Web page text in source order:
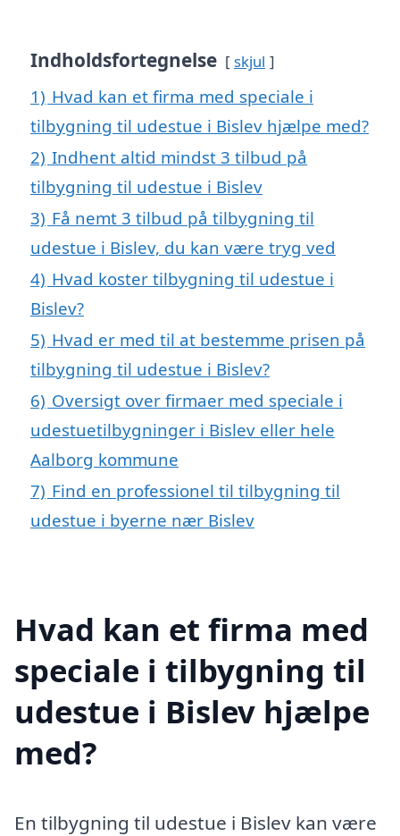
Indholdsfortegnelse skjul
1) Hvad kan et firma med speciale i
tilbygning til udestue i Bislev hjælpe med?
2) Indhent altid mindst 3 tilbud på
tilbygning til udestue i Bislev
3) Få nemt 3 tilbud på tilbygning til
udestue i Bislev, du kan være tryg ved
4) Hvad koster tilbygning til udestue i
Bislev?
5) Hvad er med til at bestemme prisen på
tilbygning til udestue i Bislev?
6) Oversigt over firmaer med speciale i
udestuetilbygninger i Bislev eller hele
Aalborg kommune
7) Find en professionel til tilbygning til
udestue i byerne nær Bislev
Hvad kan et firma med
speciale i tilbygning til
udestue i Bislev hjælpe
med?
En tilbygning til udestue i Bislev kan være